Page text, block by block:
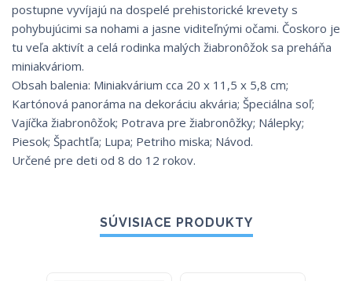
postupne vyvíjajú na dospelé prehistorické krevety s
pohybujúcimi sa nohami a jasne viditeľnými očami. Čoskoro je
tu veľa aktivít a celá rodinka malých žiabronôžok sa preháňa
miniakváriom.
Obsah balenia: Miniakvárium cca 20 x 11,5 x 5,8 cm;
Kartónová panoráma na dekoráciu akvária; Špeciálna soľ;
Vajíčka žiabronôžok; Potrava pre žiabronôžky; Nálepky;
Piesok; Špachtľa; Lupa; Petriho miska; Návod.
Určené pre deti od 8 do 12 rokov.
SÚVISIACE PRODUKTY